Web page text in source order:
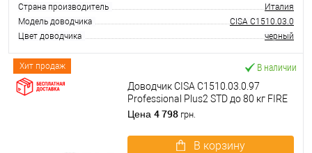
Страна производитель
Италия
Модель доводчика
CISA C1510.03.0
Цвет доводчика
черный
Хит продаж В наличии
Доводчик CISA C1510.03.0.97
Professional Plus2 STD до 80 кг FIRE
серый
Цена 4 798 грн.
В корзину